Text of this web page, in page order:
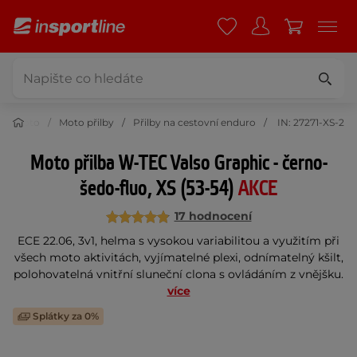
Moto Moto přilby Přilby na cestovní enduro IN: 27271-XS-2
Moto přilba W-TEC Valso Graphic - černo-
šedo-fluo, XS (53-54)AKCE
17 hodnocení
ECE 22.06, 3v1, helma s vysokou variabilitou a využitím při
všech moto aktivitách, vyjímatelné plexi, odnímatelný kšilt,
polohovatelná vnitřní sluneční clona s ovládáním z vnějšku.
více
Splátky za 0%